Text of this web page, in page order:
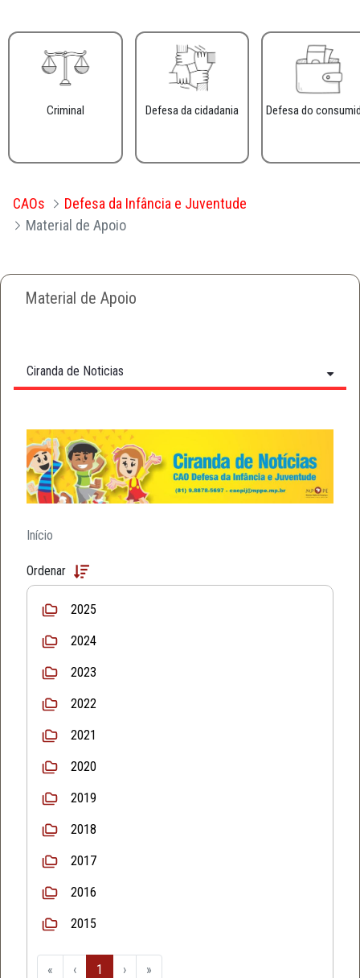
Criminal Defesa da cidadania Defesa do
CAOs
Defesa da Infância e Juventude
Material de Apoio
Material de Apoio
Ciranda de Noticias
Início
Ordenar
2025
2024
2023
2022
2021
2020
2019
2018
2017
2016
2015
« ‹ 1 › »